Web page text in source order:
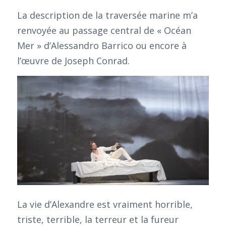
La description de la traversée marine m’a
renvoyée au passage central de « Océan
Mer » d’Alessandro Barrico ou encore à
l’œuvre de Joseph Conrad.
La vie d’Alexandre est vraiment horrible,
triste, terrible, la terreur et la fureur